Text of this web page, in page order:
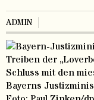
ADMIN
Schluss mit den
Bayerns